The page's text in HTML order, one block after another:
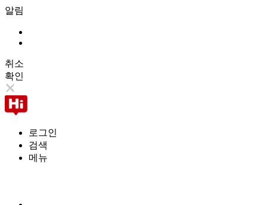
알림
취소
확인
로그인
검색
메뉴